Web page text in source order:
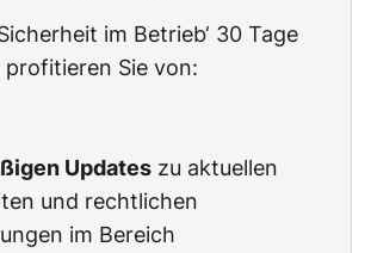
im Betrieb‘ 30 Tage
profitieren Sie von:
Updates zu aktuellen
und rechtlichen
im Bereich